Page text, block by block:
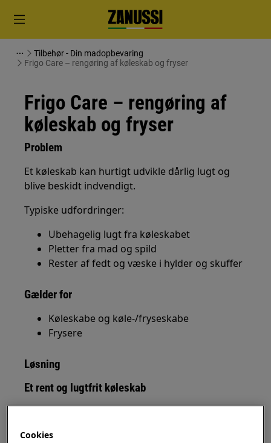
Tilbehør - Din madopbevaring
Frigo Care – rengøring af køleskab og fryser
Frigo Care – rengøring af
køleskab og fryser
Problem
Et køleskab kan hurtigt udvikle dårlig lugt og
blive beskidt indvendigt.
Typiske udfordringer:
Ubehagelig lugt fra køleskabet
Pletter fra mad og spild
Rester af fedt og væske i hylder og skuffer
Gælder for
Køleskabe og køle-/fryseskabe
Frysere
Løsning
Et rent og lugtfrit køleskab
Cookies